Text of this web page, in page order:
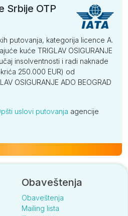
Srbije OTP
putovanja, kategorija licence A.
kuće TRIGLAV OSIGURANJE
insolventnosti i radi naknade
250.000 EUR) od
OSIGURANJE ADO BEOGRAD
uslovi putovanja agencije
Obaveštenja
Obaveštenja
Mailing lista